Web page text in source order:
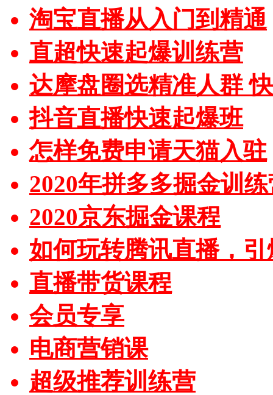
淘宝直播从入门到精通
直超快速起爆训练营
达摩盘圈选精准人群
抖音直播快速起爆班
怎样免费申请天猫入驻
2020年拼多多掘金训
2020京东掘金课程
如何玩转腾讯直播，
直播带货课程
会员专享
电商营销课
超级推荐训练营